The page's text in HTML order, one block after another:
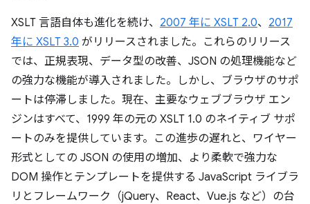
XSLT 言語自体も進化を続け、 2007 年に XSLT 2.0、 2017
年に XSLT 3.0 がリリースされました。これらのリリース
では、正規表現、データ型の改善、JSON の処理機能など
の強力な機能が導入されました。しかし、ブラウザのサポ
ートは停滞しました。現在、主要なウェブブラウザ エン
ジンはすべて、1999 年の元の XSLT 1.0 のネイティブ サポ
ートのみを提供しています。この進歩の遅れと、ワイヤー
形式としての JSON の使用の増加、より柔軟で強力な
DOM 操作とテンプレートを提供する JavaScript ライブラ
リとフレームワーク（jQuery、React、Vue.js など）の台